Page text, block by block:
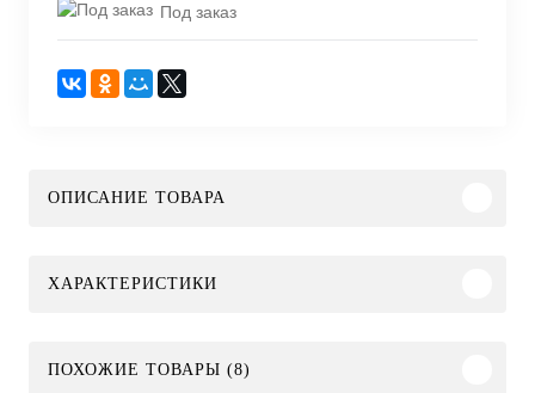
Под заказ
ОПИСАНИЕ ТОВАРА
ХАРАКТЕРИСТИКИ
ПОХОЖИЕ ТОВАРЫ (8)